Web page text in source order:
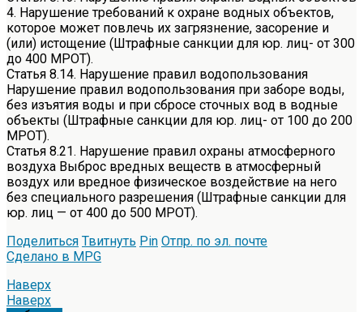
4. Нарушение требований к охране водных объектов,
которое может повлечь их загрязнение, засорение и
(или) истощение (Штрафные санкции для юр. лиц- от 300
до 400 MPOT).
Статья 8.14. Нарушение правил водопользования
Нарушение правил водопользования при заборе воды,
без изъятия воды и при сбросе сточных вод в водные
объекты (Штрафные санкции для юр. лиц- от 100 до 200
MPOT).
Статья 8.21. Нарушение правил охраны атмосферного
воздуха Выброс вредных веществ в атмосферный
воздух или вредное физическое воздействие на него
без специального разрешения (Штрафные санкции для
юр. лиц — от 400 до 500 MPOT).
Поделиться Твитнуть Pin Отпр. по эл. почте
Сделано в MPG
Наверх
Наверх